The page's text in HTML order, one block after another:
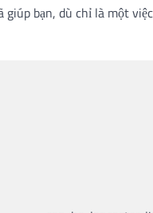
bạn, dù chỉ là một